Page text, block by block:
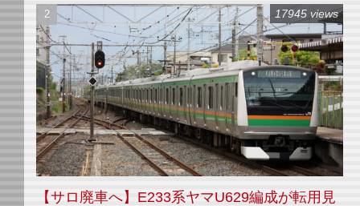
【サロ廃車へ】E233系ヤマU629編成が転用見
17945 views